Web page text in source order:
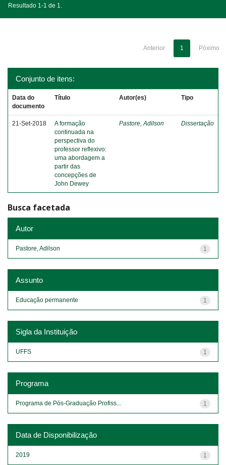
Resultado 1-1 de 1.
Anterior 1 Póximo
Conjunto de itens:
Data do
documento
Título Autor(es) Tipo
21-Set-2018
A formação
continuada na
perspectiva do
professor reflexivo:
uma abordagem a
partir das
concepções de
John Dewey
Pastore, Adilson Dissertação
Busca facetada
Autor
1
Pastore, Adilson
Assunto
1
Educação permanente
Sigla da Instituição
1
UFFS
Programa
1
Programa de Pós-Graduação Profiss...
Data de Disponibilização
1
2019